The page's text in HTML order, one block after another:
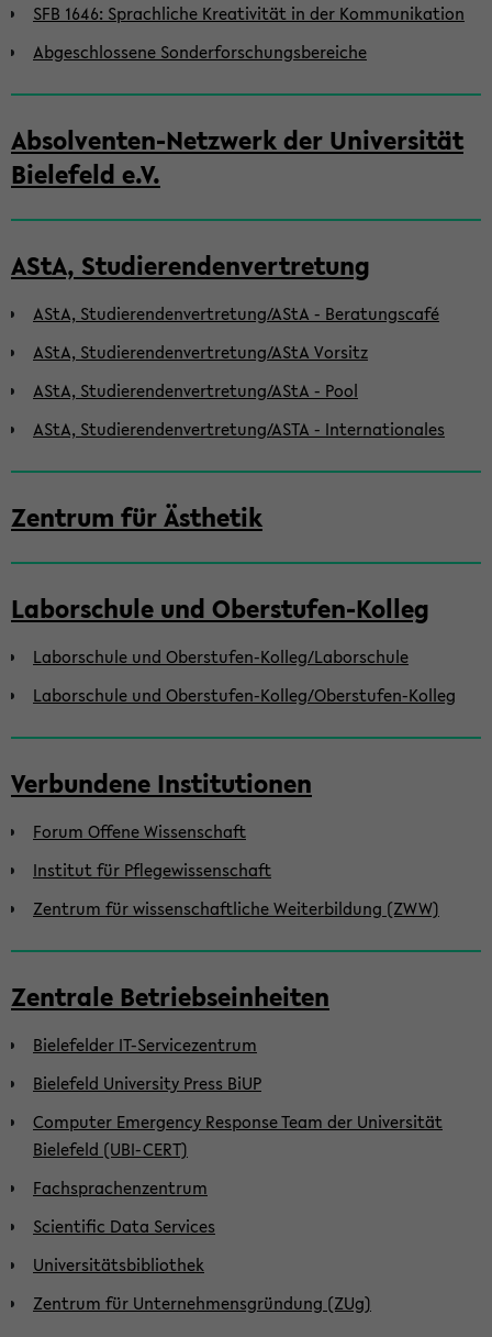
SFB 1646: Sprachliche Kreativität in der Kommunikation
Abgeschlossene Sonderforschungsbereiche
Absolventen-Netzwerk der Universität
Bielefeld e.V.
AStA, Studierendenvertretung
AStA, Studierendenvertretung/AStA - Beratungscafé
AStA, Studierendenvertretung/AStA Vorsitz
AStA, Studierendenvertretung/AStA - Pool
AStA, Studierendenvertretung/ASTA - Internationales
Zentrum für Ästhetik
Laborschule und Oberstufen-Kolleg
Laborschule und Oberstufen-Kolleg/Laborschule
Laborschule und Oberstufen-Kolleg/Oberstufen-Kolleg
Verbundene Institutionen
Forum Offene Wissenschaft
Institut für Pflegewissenschaft
Zentrum für wissenschaftliche Weiterbildung (ZWW)
Zentrale Betriebseinheiten
Bielefelder IT-Servicezentrum
Bielefeld University Press BiUP
Computer Emergency Response Team der Universität
Bielefeld (UBI-CERT)
Fachsprachenzentrum
Scientific Data Services
Universitätsbibliothek
Zentrum für Unternehmensgründung (ZUg)